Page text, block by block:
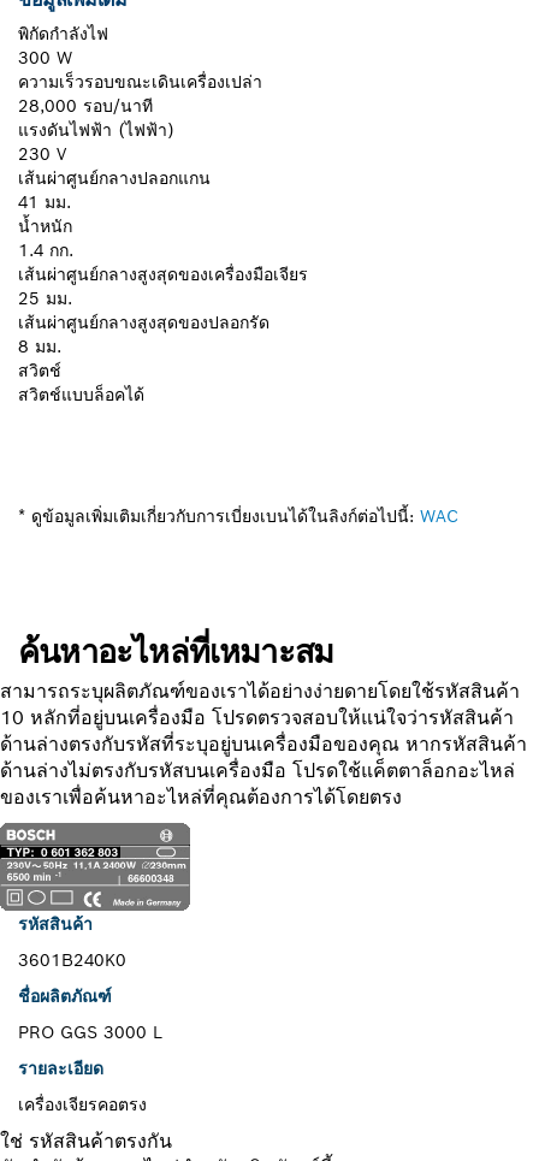
พิกัดกำลังไฟ
300 W
ความเร็วรอบขณะเดินเครื่องเปล่า
28,000 รอบ/นาที
แรงดันไฟฟ้า (ไฟฟ้า)
230 V
เส้นผ่าศูนย์กลางปลอกแกน
41 มม.
น้ำหนัก
1.4 กก.
เส้นผ่าศูนย์กลางสูงสุดของเครื่องมือเจียร
25 มม.
เส้นผ่าศูนย์กลางสูงสุดของปลอกรัด
8 มม.
สวิตช์
สวิตช์แบบล็อคได้
* ดูข้อมูลเพิ่มเติมเกี่ยวกับการเบี่ยงเบนได้ในลิงก์ต่อไปนี้: WAC
ค้นหาอะไหล่ที่เหมาะสม
สามารถระบุผลิตภัณฑ์ของเราได้อย่างง่ายดายโดยใช้รหัสสินค้า
10 หลักที่อยู่บนเครื่องมือ โปรดตรวจสอบให้แน่ใจว่ารหัสสินค้า
ด้านล่างตรงกับรหัสที่ระบุอยู่บนเครื่องมือของคุณ หากรหัสสินค้า
ด้านล่างไม่ตรงกับรหัสบนเครื่องมือ โปรดใช้แค็ตตาล็อกอะไหล่
ของเราเพื่อค้นหาอะไหล่ที่คุณต้องการได้โดยตรง
รหัสสินค้า
3601B240K0
ชื่อผลิตภัณฑ์
PRO GGS 3000 L
รายละเอียด
เครื่องเจียรคอตรง
ใช่ รหัสสินค้าตรงกัน